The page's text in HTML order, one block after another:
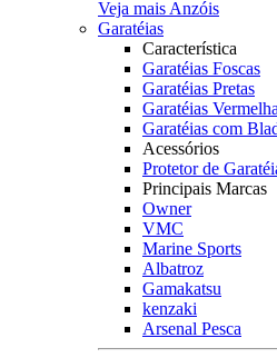
Veja mais Anzóis
Garatéias
Característica
Garatéias Foscas
Garatéias Pretas
Garatéias
Garatéias com
Acessórios
Protetor de
Principais Marcas
Owner
VMC
Marine Sports
Albatroz
Gamakatsu
kenzaki
Arsenal Pesca